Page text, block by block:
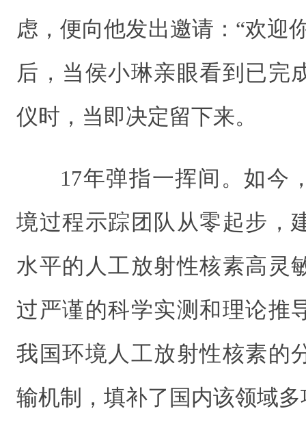
虑，便向他发出邀请：“欢迎
后，当侯小琳亲眼看到已完
仪时，当即决定留下来。
17年弹指一挥间。如今
境过程示踪团队从零起步，
水平的人工放射性核素高灵
过严谨的科学实测和理论推
我国环境人工放射性核素的
输机制，填补了国内该领域